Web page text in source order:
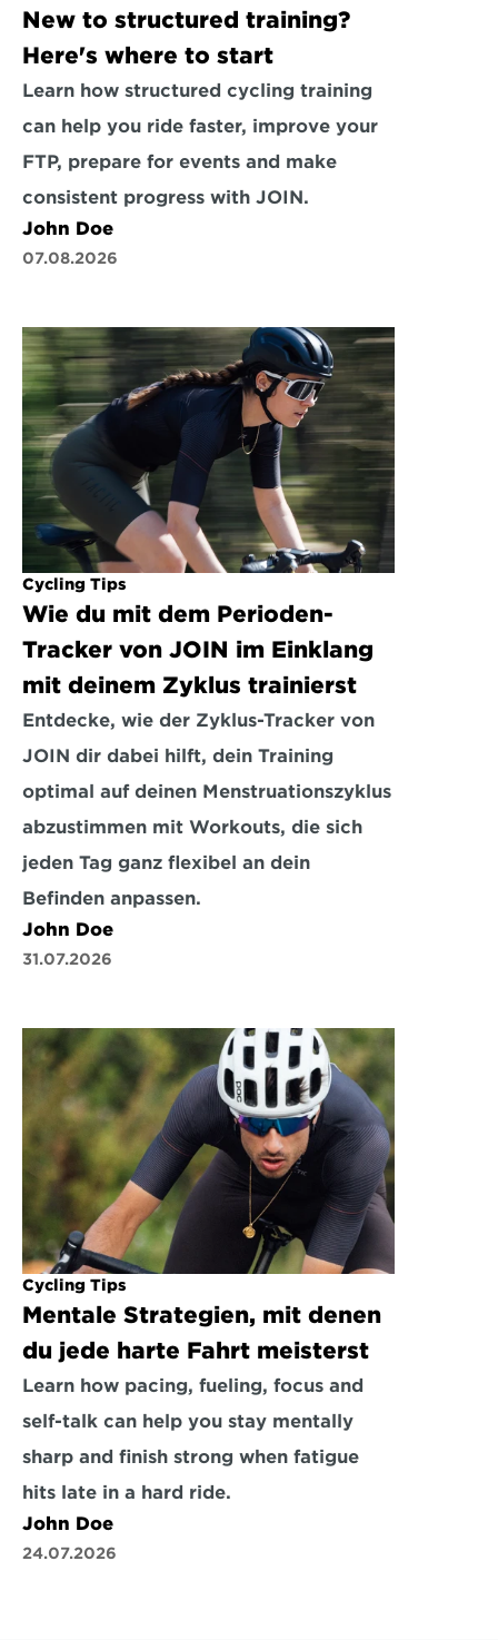
New to structured training?
Here's where to start
Learn how structured cycling training
can help you ride faster, improve your
FTP, prepare for events and make
consistent progress with JOIN.
John Doe
07.08.2026
Cycling Tips
Wie du mit dem Perioden-
Tracker von JOIN im Einklang
mit deinem Zyklus trainierst
Entdecke, wie der Zyklus-Tracker von
JOIN dir dabei hilft, dein Training
optimal auf deinen Menstruationszyklus
abzustimmen mit Workouts, die sich
jeden Tag ganz flexibel an dein
Befinden anpassen.
John Doe
31.07.2026
Cycling Tips
Mentale Strategien, mit denen
du jede harte Fahrt meisterst
Learn how pacing, fueling, focus and
self-talk can help you stay mentally
sharp and finish strong when fatigue
hits late in a hard ride.
John Doe
24.07.2026